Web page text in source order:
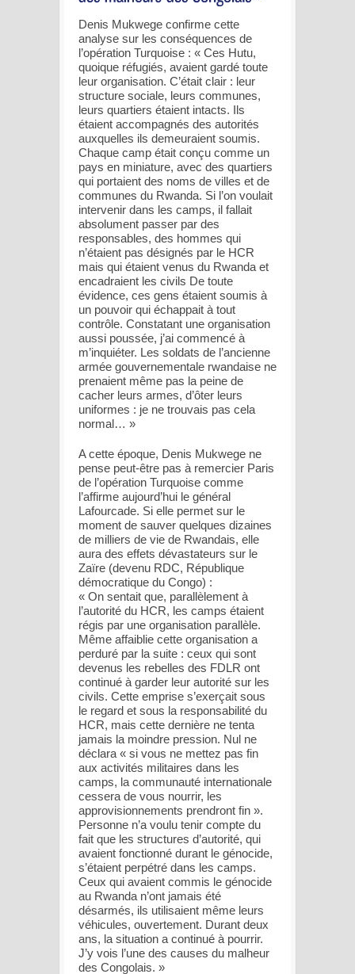
Denis Mukwege confirme cette
analyse sur les conséquences de
l’opération Turquoise : « Ces Hutu,
quoique réfugiés, avaient gardé toute
leur organisation. C’était clair : leur
structure sociale, leurs communes,
leurs quartiers étaient intacts. Ils
étaient accompagnés des autorités
auxquelles ils demeuraient soumis.
Chaque camp était conçu comme un
pays en miniature, avec des quartiers
qui portaient des noms de villes et de
communes du Rwanda. Si l’on voulait
intervenir dans les camps, il fallait
absolument passer par des
responsables, des hommes qui
n’étaient pas désignés par le HCR
mais qui étaient venus du Rwanda et
encadraient les civils De toute
évidence, ces gens étaient soumis à
un pouvoir qui échappait à tout
contrôle. Constatant une organisation
aussi poussée, j’ai commencé à
m’inquiéter. Les soldats de l’ancienne
armée gouvernementale rwandaise ne
prenaient même pas la peine de
cacher leurs armes, d’ôter leurs
uniformes : je ne trouvais pas cela
normal… »
A cette époque, Denis Mukwege ne
pense peut-être pas à remercier Paris
de l’opération Turquoise comme
l’affirme aujourd’hui le général
Lafourcade. Si elle permet sur le
moment de sauver quelques dizaines
de milliers de vie de Rwandais, elle
aura des effets dévastateurs sur le
Zaïre (devenu RDC, République
démocratique du Congo) :
« On sentait que, parallèlement à
l’autorité du HCR, les camps étaient
régis par une organisation parallèle.
Même affaiblie cette organisation a
perduré par la suite : ceux qui sont
devenus les rebelles des FDLR ont
continué à garder leur autorité sur les
civils. Cette emprise s’exerçait sous
le regard et sous la responsabilité du
HCR, mais cette dernière ne tenta
jamais la moindre pression. Nul ne
déclara « si vous ne mettez pas fin
aux activités militaires dans les
camps, la communauté internationale
cessera de vous nourrir, les
approvisionnements prendront fin ».
Personne n’a voulu tenir compte du
fait que les structures d’autorité, qui
avaient fonctionné durant le génocide,
s’étaient perpétré dans les camps.
Ceux qui avaient commis le génocide
au Rwanda n’ont jamais été
désarmés, ils utilisaient même leurs
véhicules, ouvertement. Durant deux
ans, la situation a continué à pourrir.
J’y vois l’une des causes du malheur
des Congolais. »